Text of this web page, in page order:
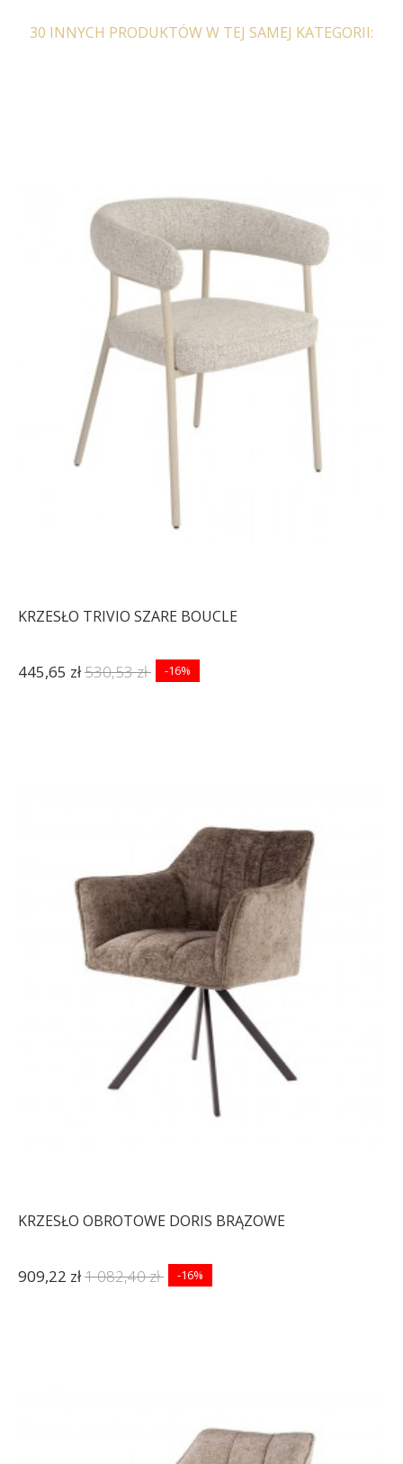
KRZESŁO BATILDA
561,78 zł
KRZESŁO BATILDA
BEŻOWE
455,04 zł 561,78 zł
30 INNYCH PRODUKTÓW W TEJ SAMEJ KATEGORII:
KRZESŁO TRIVIO SZARE BOUCLE
445,65 zł530,53 zł -16%
KRZESŁO OBROTOWE DORIS BRĄZOWE
909,22 zł1 082,40 zł -16%